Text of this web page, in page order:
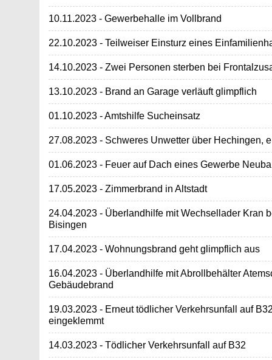
10.11.2023 - Gewerbehalle im Vollbrand
22.10.2023 - Teilweiser Einsturz eines
14.10.2023 - Zwei Personen sterben bei
13.10.2023 - Brand an Garage verläuft glimpflich
01.10.2023 - Amtshilfe Sucheinsatz
27.08.2023 - Schweres Unwetter über Hechingen,
01.06.2023 - Feuer auf Dach eines Gewerbe
17.05.2023 - Zimmerbrand in Altstadt
24.04.2023 - Überlandhilfe mit Wechsellader Kran
Bisingen
17.04.2023 - Wohnungsbrand geht glimpflich aus
16.04.2023 - Überlandhilfe mit Abrollbehälter
Gebäudebrand
19.03.2023 - Erneut tödlicher Verkehrsunfall auf
eingeklemmt
14.03.2023 - Tödlicher Verkehrsunfall auf B32